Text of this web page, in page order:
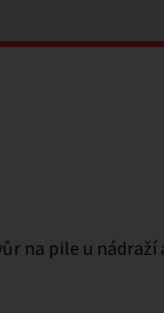
na pile u nádraží